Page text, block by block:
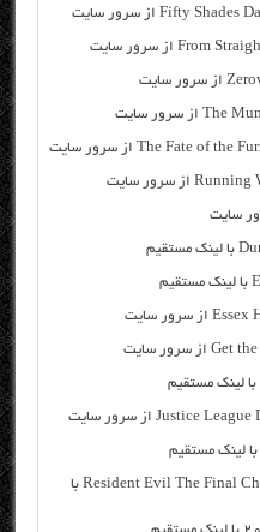
دانلود رایگان فیلم خارجی Resident Evil The Final Chapter 2017 با